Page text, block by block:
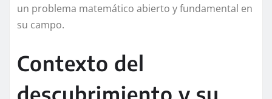
un problema matemático abierto y fundamental en
su campo.
Contexto del
descubrimiento y su